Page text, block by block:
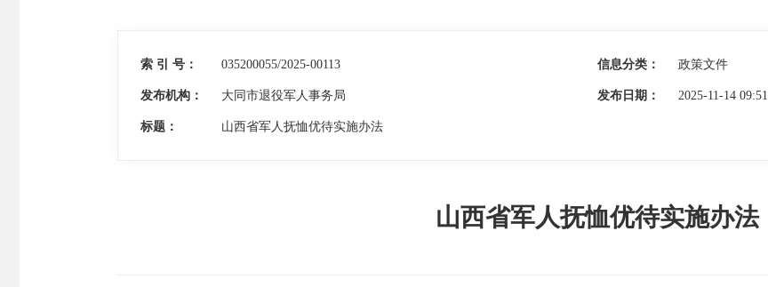
索 引 号： 035200055/2025-00113 信息分类： 政策文件
发布机构： 大同市退役军人事务局 发布日期： 2025-11-14 09:51
标题： 山西省军人抚恤优待实施办法
山西省军人抚恤优待实施办法